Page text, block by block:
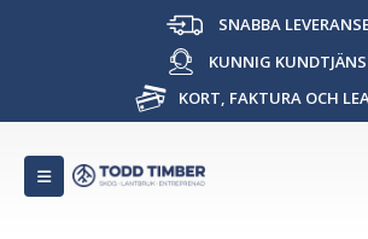
SNABBA
KUNNIG
KORT, FAKTURA OCH